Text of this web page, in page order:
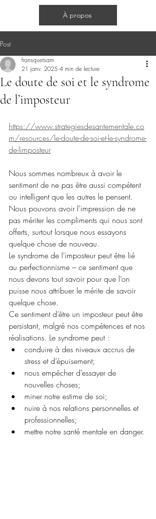
Cercles d'hommesÀ propos
Post
Le doute de soi et le syndrome
de l’imposteur
fransquetsam
21 janv. 2025 4 min de lecture
https://www.strategiesdesantementale.co
m/resources/le-doute-de-soi-et-le-syndrome-
de-limposteur
Nous sommes nombreux à avoir le
sentiment de ne pas être aussi compétent
ou intelligent que les autres le pensent.
Nous pouvons avoir l’impression de ne
pas mériter les compliments qui nous sont
offerts, surtout lorsque nous essayons
quelque chose de nouveau.
Le syndrome de l’imposteur peut être lié
au perfectionnisme – ce sentiment que
nous devons tout savoir pour que l’on
puisse nous attribuer le mérite de savoir
quelque chose.
Ce sentiment d’être un imposteur peut être
persistant, malgré nos compétences et nos
réalisations. Le syndrome peut :
conduire à des niveaux accrus de
stress et d’épuisement;
nous empêcher d’essayer de
nouvelles choses;
miner notre estime de soi;
nuire à nos relations personnelles et
professionnelles;
mettre notre santé mentale en danger.